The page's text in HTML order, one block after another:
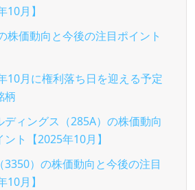
月】
株価動向と今後の注目ポイント
10月に権利落ち日を迎える予定
柄
ディングス（285A）の株価動向
ト【2025年10月】
3350）の株価動向と今後の注目
月】